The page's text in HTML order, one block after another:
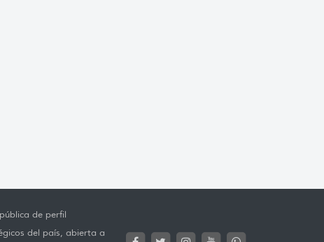
de perfil
del país, abierta a